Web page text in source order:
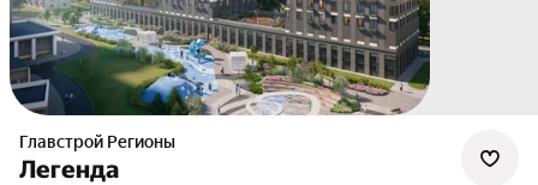
Главстрой Регионы
Легенда